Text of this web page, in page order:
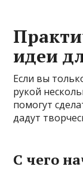
идеи
Если вы
рукой
помогут
дадут
С чего